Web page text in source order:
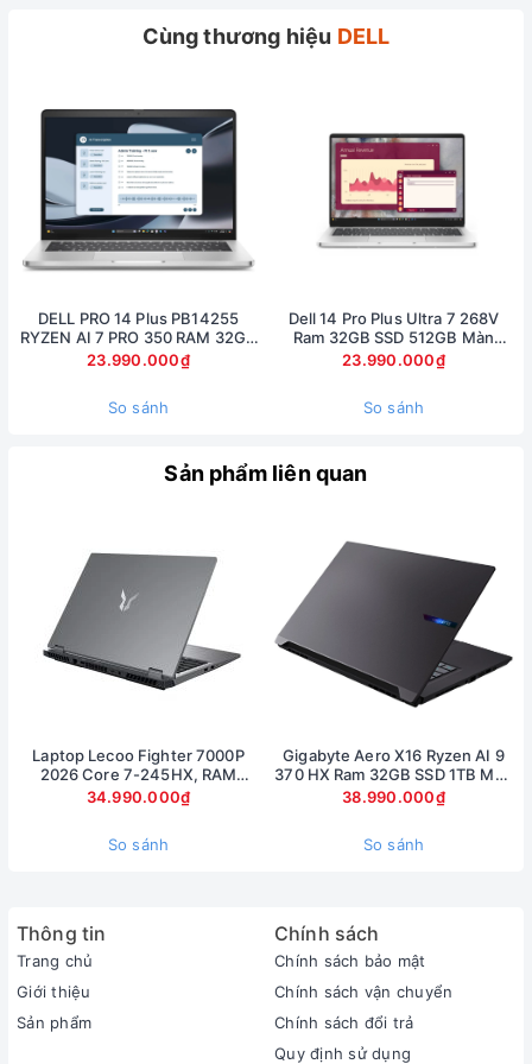
Các chi tiết phần thân vỏ được hoàn thiện tiệm cận sự tuyệt
Laptop Dell G3 3779 được nhà sản xuất trang bị màn hình
17.3 inch độ phân giải FullHD 1920x1080 trên tấm nền IPS.
Do đó khả năng hiển thị của máy khá tốt, đặc biệt khi chơi
những tựa game có đồ họa khủng như PUBG, CSGO, FIFA
Online hình ảnh được tái tạo hết sức sống động.
Theo công bố của nhà sản xuất,độ chuẩn màu của màn hình
đạt khoảng 65% sRGB nên việc tái tạo màu sắc hay hình ảnh
khá tốt.
Máy được trang bị đầy đủ các cổng kết nối cơ bản, phía cạnh
trái là cổng HDMI, LAN, USB 3.0, Jack Audio 3.5.
Cùng thương hiệu DELL
DELL PRO 14 Plus PB14255
RYZEN AI 7 PRO 350 RAM 32GB
SSD 512GB AMD RADEON 860M
GRAPHICS MÀN 14inch FullHD+
23.990.000₫
So sánh
Dell 14 Pro Plus Ultra 7 268V
Ram 32GB SSD 512GB Màn
14inch FullHD Touch
23.990.000₫
So sánh
Sản phẩm liên quan
Laptop Lecoo Fighter 7000P
2026 Core 7-245HX, RAM
16GB, SSD 512GB, RTX 5060
8GB, màn 16 inch 2.5K 180Hz
34.990.000₫
So sánh
Gigabyte Aero X16 Ryzen AI 9
370 HX Ram 32GB SSD 1TB Màn
hình 16inch 2.5K RTX 5070 8Gb
38.990.000₫
So sánh
Thông tin
Trang chủ
Giới thiệu
Sản phẩm
Chính sách
Chính sách bảo mật
Chính sách vận chuyển
Chính sách đổi trả
Quy định sử dụng